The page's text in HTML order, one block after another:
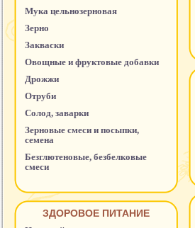
Мука цельнозерновая
Зерно
Закваски
Овощные и фруктовые добавки
Дрожжи
Отруби
Солод, заварки
Зерновые смеси и посыпки,
семена
Безглютеновые, безбелковые
смеси
ЗДОРОВОЕ ПИТАНИЕ